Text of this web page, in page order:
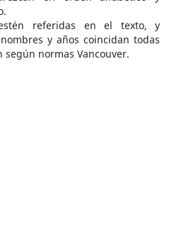
referidas en el texto, y
y años coincidan todas
según normas Vancouver.